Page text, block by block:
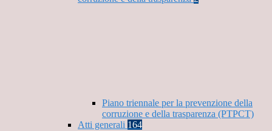
Piano triennale per la prevenzione della
corruzione e della trasparenza (PTPCT)
Atti generali 164